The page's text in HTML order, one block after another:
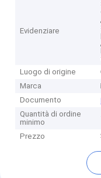
Evidenziare
,
,
Luogo di origine
Marca
Documento
Quantità di ordine
minimo
Prezzo